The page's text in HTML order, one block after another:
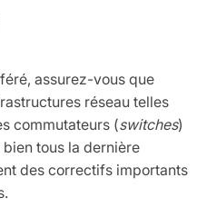
assurez-vous que
réseau telles
commutateurs (switches)
tous la dernière
des correctifs importants